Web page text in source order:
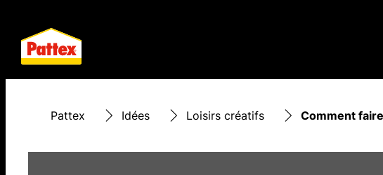
Pattex Idées Loisirs créatifs Comment